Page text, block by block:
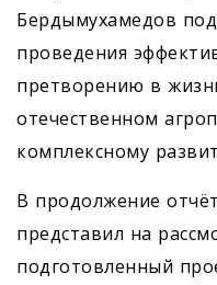
Бердымухамедов
проведения
претворению в
отечественном
комплексному
В продолжение
представил на
подготовленный